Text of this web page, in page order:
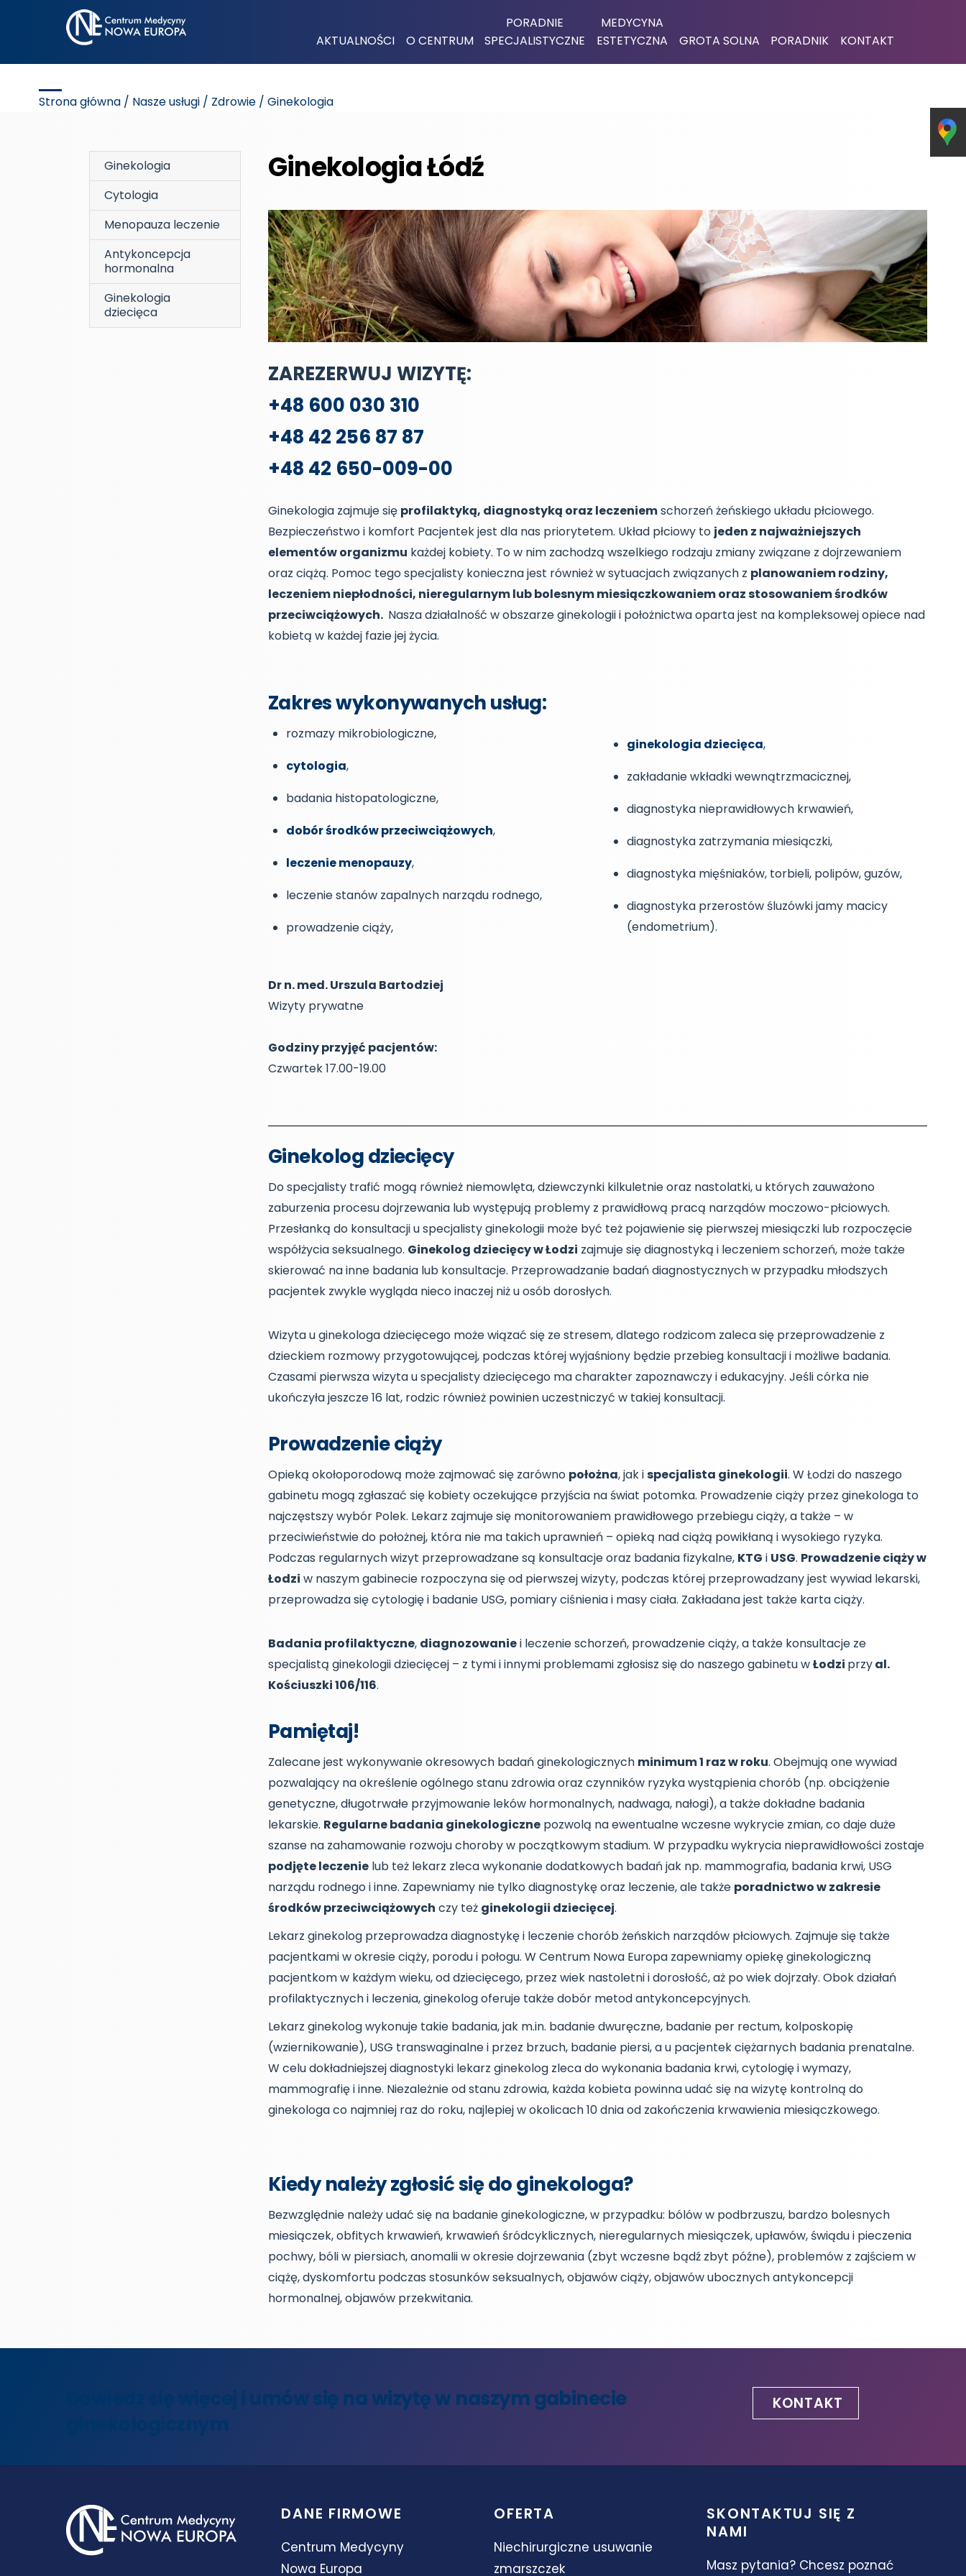
AKTUALNOŚCI O CENTRUM
PORADNIE
SPECJALISTYCZNE
MEDYCYNA
ESTETYCZNA
GROTA SOLNA PORADNIK KONTAKT
Strona główna/ Nasze usługi/ Zdrowie/ Ginekologia
Ginekologia
Cytologia
Menopauza leczenie
Antykoncepcja
hormonalna
Ginekologia
dziecięca
Ginekologia Łódź
ZAREZERWUJ WIZYTĘ:
+48 600 030 310
+48 42 256 87 87
+48 42 650-009-00
Ginekologia zajmuje się profilaktyką, diagnostyką oraz leczeniemschorzeń żeńskiego układu płciowego.
Bezpieczeństwo i komfort Pacjentek jest dla nas priorytetem. Układ płciowy to jeden z najważniejszych
elementów organizmu każdej kobiety. To w nim zachodzą wszelkiego rodzaju zmiany związane z dojrzewaniem
oraz ciążą. Pomoc tego specjalisty konieczna jest również w sytuacjach związanych z planowaniem rodziny,
leczeniem niepłodności, nieregularnym lub bolesnym miesiączkowaniem oraz stosowaniem środków
przeciwciążowych. Nasza działalność w obszarze ginekologii i położnictwa oparta jest na kompleksowej opiece nad
kobietą w każdej fazie jej życia.
Zakres wykonywanych usług:
rozmazy mikrobiologiczne,
cytologia,
badania histopatologiczne,
dobór środków przeciwciążowych,
leczenie menopauzy,
leczenie stanów zapalnych narządu rodnego,
prowadzenie ciąży,
ginekologia dziecięca,
zakładanie wkładki wewnątrzmacicznej,
diagnostyka nieprawidłowych krwawień,
diagnostyka zatrzymania miesiączki,
diagnostyka mięśniaków, torbieli, polipów, guzów,
diagnostyka przerostów śluzówki jamy macicy
(endometrium).
Dr n. med. Urszula Bartodziej
Wizyty prywatne
Godziny przyjęć pacjentów:
Czwartek 17.00-19.00
Ginekolog dziecięcy
Do specjalisty trafić mogą również niemowlęta, dziewczynki kilkuletnie oraz nastolatki, u których zauważono
zaburzenia procesu dojrzewania lub występują problemy z prawidłową pracą narządów moczowo-płciowych.
Przesłanką do konsultacji u specjalisty ginekologii może być też pojawienie się pierwszej miesiączki lub rozpoczęcie
współżycia seksualnego. Ginekolog dziecięcy w Łodzi zajmuje się diagnostyką i leczeniem schorzeń, może także
skierować na inne badania lub konsultacje. Przeprowadzanie badań diagnostycznych w przypadku młodszych
pacjentek zwykle wygląda nieco inaczej niż u osób dorosłych.
Wizyta u ginekologa dziecięcego może wiązać się ze stresem, dlatego rodzicom zaleca się przeprowadzenie z
dzieckiem rozmowy przygotowującej, podczas której wyjaśniony będzie przebieg konsultacji i możliwe badania.
Czasami pierwsza wizyta u specjalisty dziecięcego ma charakter zapoznawczy i edukacyjny. Jeśli córka nie
ukończyła jeszcze 16 lat, rodzic również powinien uczestniczyć w takiej konsultacji.
Prowadzenie ciąży
Opieką okołoporodową może zajmować się zarówno położna, jak ispecjalista ginekologii. W Łodzi do naszego
gabinetu mogą zgłaszać się kobiety oczekujące przyjścia na świat potomka. Prowadzenie ciąży przez ginekologa to
najczęstszy wybór Polek. Lekarz zajmuje się monitorowaniem prawidłowego przebiegu ciąży, a także – w
przeciwieństwie do położnej, która nie ma takich uprawnień – opieką nad ciążą powikłaną i wysokiego ryzyka.
Podczas regularnych wizyt przeprowadzane są konsultacje oraz badania fizykalne, KTG i USG. Prowadzenie ciąży w
Łodzi w naszym gabinecie rozpoczyna się od pierwszej wizyty, podczas której przeprowadzany jest wywiad lekarski,
przeprowadza się cytologię i badanie USG, pomiary ciśnienia i masy ciała. Zakładana jest także karta ciąży.
Badania profilaktyczne, diagnozowaniei leczenie schorzeń, prowadzenie ciąży, a także konsultacje ze
specjalistą ginekologii dziecięcej – z tymi i innymi problemami zgłosisz się do naszego gabinetu wŁodzi przyal.
Kościuszki 106/116.
Pamiętaj!
Zalecane jest wykonywanie okresowych badań ginekologicznych minimum 1 raz w roku. Obejmują one wywiad
pozwalający na określenie ogólnego stanu zdrowia oraz czynników ryzyka wystąpienia chorób (np. obciążenie
genetyczne, długotrwałe przyjmowanie leków hormonalnych, nadwaga, nałogi), a także dokładne badania
lekarskie. Regularne badania ginekologicznepozwolą na ewentualne wczesne wykrycie zmian, co daje duże
szanse na zahamowanie rozwoju choroby w początkowym stadium. W przypadku wykrycia nieprawidłowości zostaje
podjęte leczenielub też lekarz zleca wykonanie dodatkowych badań jak np. mammografia, badania krwi, USG
narządu rodnego i inne. Zapewniamy nie tylko diagnostykę oraz leczenie, ale także poradnictwo w zakresie
środków przeciwciążowych czy też ginekologii dziecięcej.
Lekarz ginekolog przeprowadza diagnostykę i leczenie chorób żeńskich narządów płciowych. Zajmuje się także
pacjentkami w okresie ciąży, porodu i połogu. W Centrum Nowa Europa zapewniamy opiekę ginekologiczną
pacjentkom w każdym wieku, od dziecięcego, przez wiek nastoletni i dorosłość, aż po wiek dojrzały. Obok działań
profilaktycznych i leczenia, ginekolog oferuje także dobór metod antykoncepcyjnych.
Lekarz ginekolog wykonuje takie badania, jak m.in. badanie dwuręczne, badanie per rectum, kolposkopię
(wziernikowanie), USG transwaginalne i przez brzuch, badanie piersi, a u pacjentek ciężarnych badania prenatalne.
W celu dokładniejszej diagnostyki lekarz ginekolog zleca do wykonania badania krwi, cytologię i wymazy,
mammografię i inne. Niezależnie od stanu zdrowia, każda kobieta powinna udać się na wizytę kontrolną do
ginekologa co najmniej raz do roku, najlepiej w okolicach 10 dnia od zakończenia krwawienia miesiączkowego.
Kiedy należy zgłosić się do ginekologa?
Bezwzględnie należy udać się na badanie ginekologiczne, w przypadku: bólów w podbrzuszu, bardzo bolesnych
miesiączek, obfitych krwawień, krwawień śródcyklicznych, nieregularnych miesiączek, upławów, świądu i pieczenia
pochwy, bóli w piersiach, anomalii w okresie dojrzewania (zbyt wczesne bądź zbyt późne), problemów z zajściem w
ciążę, dyskomfortu podczas stosunków seksualnych, objawów ciąży, objawów ubocznych antykoncepcji
hormonalnej, objawów przekwitania.
Dowiedz się więcej i umów się na wizytę w naszym gabinecie
ginekologicznym
KONTAKT
DANE FIRMOWE
Centrum Medycyny
Nowa Europa
OFERTA
Niechirurgiczne usuwanie
zmarszczek
SKONTAKTUJ SIĘ Z
NAMI
Masz pytania? Chcesz poznać